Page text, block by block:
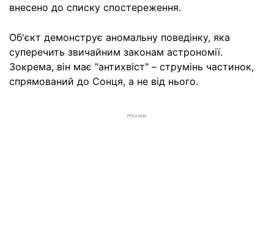
внесено до списку спостереження.
Об'єкт демонструє аномальну поведінку, яка
суперечить звичайним законам астрономії.
Зокрема, він має "антихвіст" – струмінь частинок,
спрямований до Сонця, а не від нього.
РЕКЛАМА